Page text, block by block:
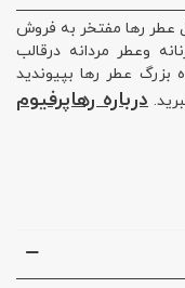
عطر رها مفتخر به فروش
وعطر مردانه درقالب
بزرگ عطر رها بپیوندید
درباره رهاپرفیوم